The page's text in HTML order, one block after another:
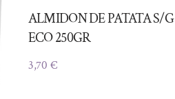
ALMIDON DE PATATA S/G
ECO 250GR
3,70 €